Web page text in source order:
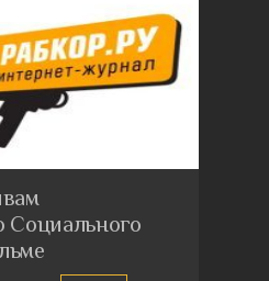
Социального